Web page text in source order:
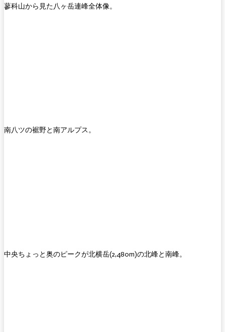
蓼科山から見た八ヶ岳連峰全体像。
南八ツの裾野と南アルプス。
中央ちょっと奥のピークが北横岳(2,480m)の北峰と南峰。